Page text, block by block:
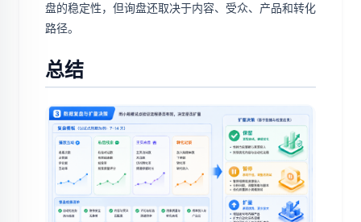
盘的稳定性，但询盘还取决于内容、受众、产品和转化
路径。
总结